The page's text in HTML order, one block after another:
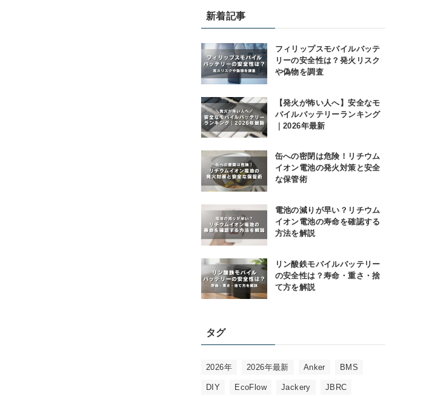
新着記事
フィリップスモバイルバッテ
リーの安全性は？発火リスク
や偽物を調査
【発火が怖い人へ】安全なモ
バイルバッテリーランキング
｜2026年最新
缶への密閉は危険！リチウム
イオン電池の発火対策と安全
な保管術
電池の減りが早い？リチウム
イオン電池の寿命を確認する
方法を解説
リン酸鉄モバイルバッテリー
の安全性は？寿命・重さ・捨
て方を解説
タグ
2026年 2026年最新 Anker BMS
DIY EcoFlow Jackery JBRC